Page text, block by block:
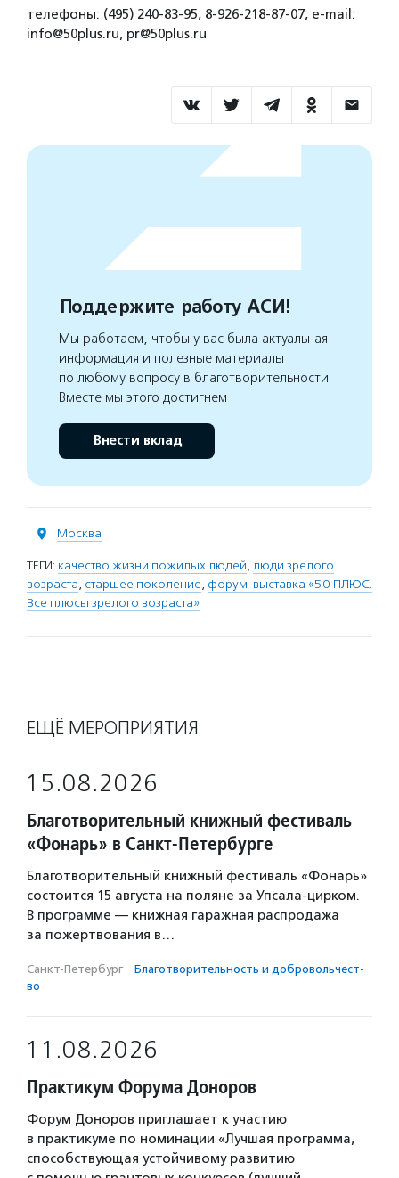
телефоны: (495) 240-83-95, 8-926-218-87-07, e-mail:
info@50plus.ru, pr@50plus.ru
Поддержите работу АСИ!
Мы работаем, чтобы у вас была актуальная
информация и полезные материалы
по любому вопросу в благотворительности.
Вместе мы этого достигнем
Внести вклад
Москва
ТЕГИ: качество жизни пожилых людей, люди зрелого
возраста, старшее поколение, форум-выставка «50 ПЛЮС.
Все плюсы зрелого возраста»
ЕЩЁ МЕРОПРИЯТИЯ
15.08.2026
Благотворительный книжный фестиваль
«Фонарь» в Санкт-Петербурге
Благотворительный книжный фестиваль «Фонарь»
состоится 15 августа на поляне за Упсала-цирком.
В программе — книжная гаражная распродажа
за пожертвования в…
Санкт-Петербург · Благотвори­тель­ность и доброволь­чест­
во
11.08.2026
Практикум Форума Доноров
Форум Доноров приглашает к участию
в практикуме по номинации «Лучшая программа,
способствующая устойчивому развитию